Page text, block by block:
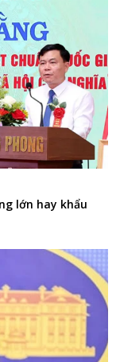
lớn hay khẩu